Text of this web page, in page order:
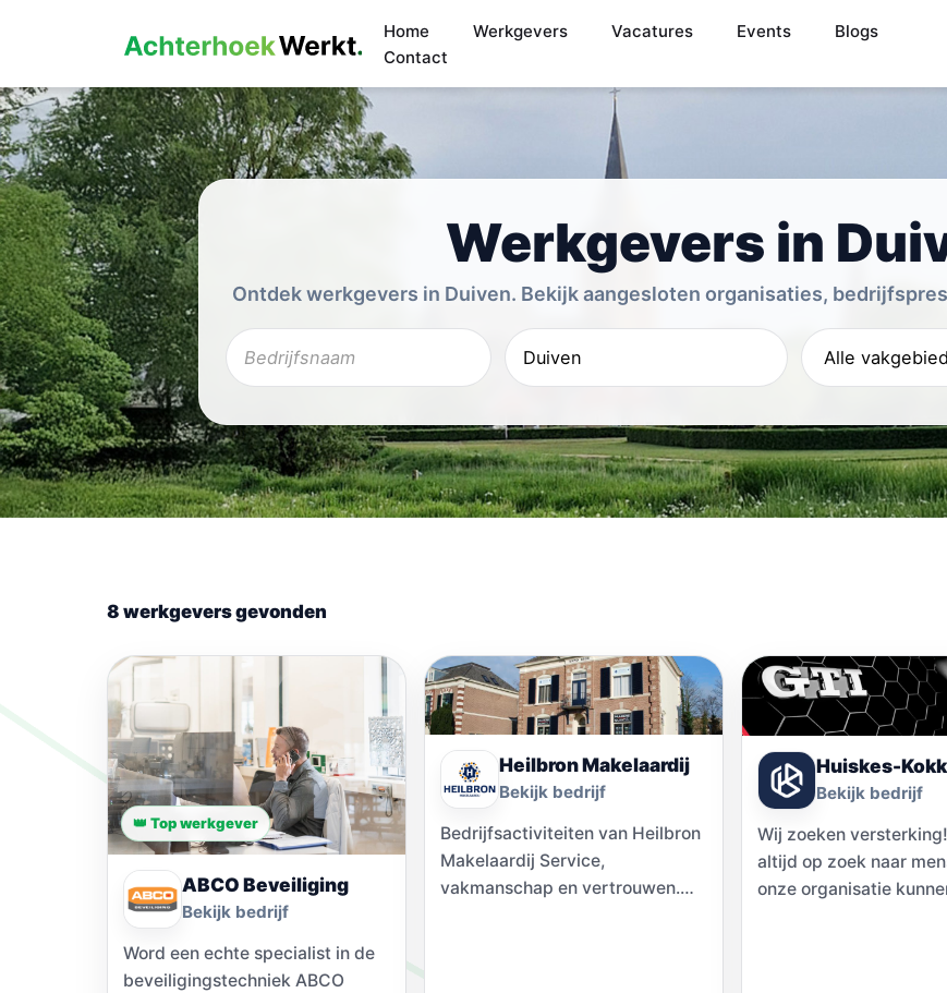
Home Werkgevers Vacatures Events
Blogs
Contact
Werkgevers in
Ontdek werkgevers in Duiven. Bekijk aangesloten organisaties,
8 werkgevers gevonden
👑 Top werkgever
ABCO Beveiliging
Bekijk bedrijf
Word een echte specialist in de
beveiligingstechniek ABCO
Heilbron Makelaardij
Bekijk bedrijf
Bedrijfsactiviteiten van Heilbron
Makelaardij Service,
vakmanschap en vertrouwen.
Huiskes-
Bekijk bedrijf
Wij zoeken
altijd op zoek naar
onze organisatie